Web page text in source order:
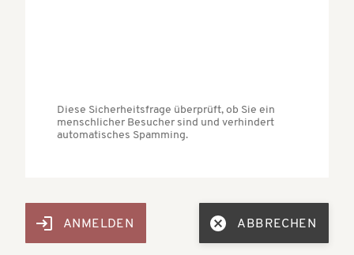
Diese Sicherheitsfrage überprüft, ob Sie ein
menschlicher Besucher sind und verhindert
automatisches Spamming.
ABBRECHEN